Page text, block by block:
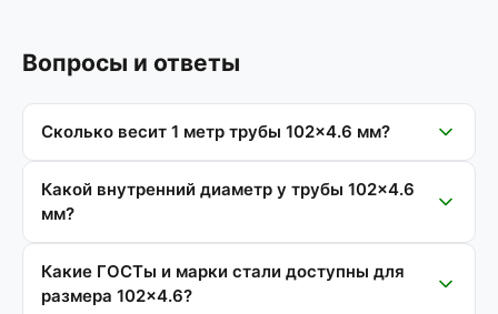
Вопросы и ответы
Сколько весит 1 метр трубы 102×4.6 мм?
Какой внутренний диаметр у трубы 102×4.6
мм?
Какие ГОСТы и марки стали доступны для
размера 102×4.6?